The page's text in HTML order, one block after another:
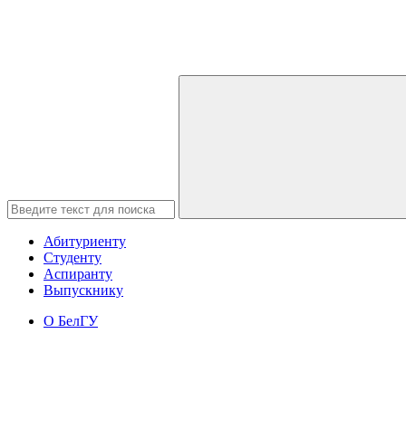
Абитуриенту
Студенту
Аспиранту
Выпускнику
О БелГУ